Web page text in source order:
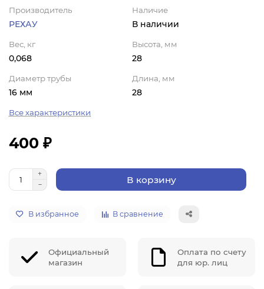
Производитель
РЕХАУ
Наличие
В наличии
Вес, кг
0,068
Высота, мм
28
Диаметр трубы
16 мм
Длина, мм
28
Все характеристики
400 ₽
В корзину
В избранное В сравнение
Официальный
магазин
Оплата по счету
для юр. лиц